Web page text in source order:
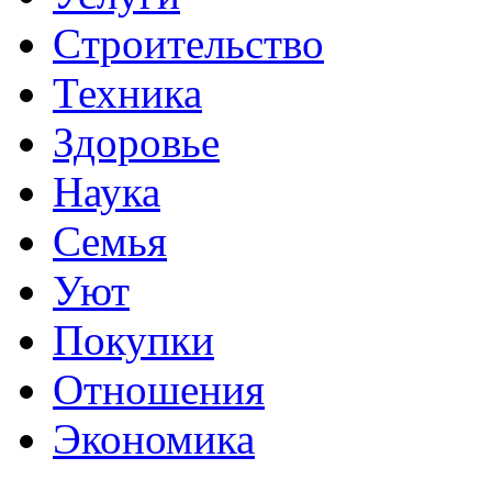
Cтроительство
Техника
Здоровье
Наука
Семья
Уют
Покупки
Отношения
Экономика